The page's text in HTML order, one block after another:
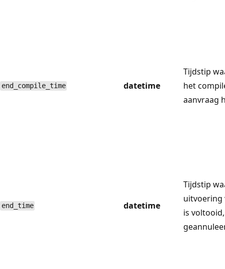
end_compile_time datetime
Tijdstip
het
aanvraag
end_time datetime
Tijdstip
uitvoering
is